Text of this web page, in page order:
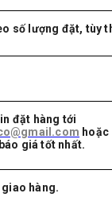
số lượng đặt, tùy
đặt hàng tới
hoặc
giá tốt nhất.
hàng.